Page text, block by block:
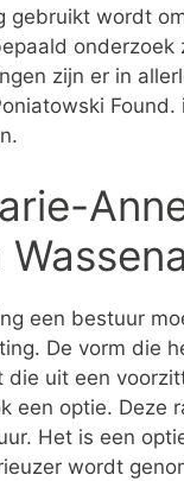
gebruikt wordt
zijn er in
een bestuur
De vorm die
uit een
een optie. Deze
Het is een
wordt